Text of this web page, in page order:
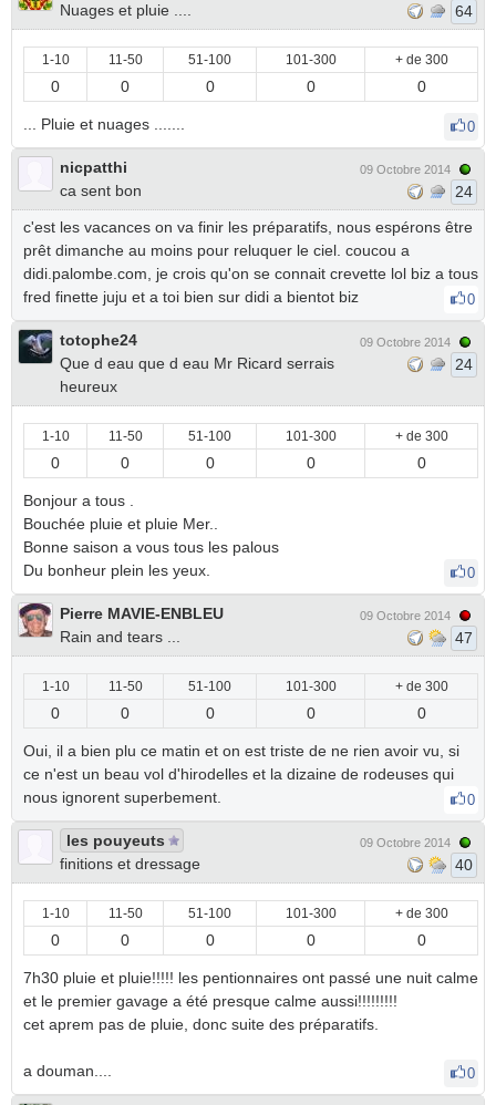
Nuages et pluie ....
64
1-10 11-50 51-100 101-300 + de 300
0 0 0 0 0
... Pluie et nuages ....... 0
nicpatthi
ca sent bon
09 Octobre 2014
24
c'est les vacances on va finir les préparatifs, nous espérons être
prêt dimanche au moins pour reluquer le ciel. coucou a
didi.palombe.com, je crois qu'on se connait crevette lol biz a tous
fred finette juju et a toi bien sur didi a bientot biz
0
totophe24
Que d eau que d eau Mr Ricard serrais
heureux
09 Octobre 2014
24
1-10 11-50 51-100 101-300 + de 300
0 0 0 0 0
Bonjour a tous .
Bouchée pluie et pluie Mer..
Bonne saison a vous tous les palous
Du bonheur plein les yeux.
0
Pierre MAVIE-ENBLEU
Rain and tears ...
09 Octobre 2014
47
1-10 11-50 51-100 101-300 + de 300
0 0 0 0 0
Oui, il a bien plu ce matin et on est triste de ne rien avoir vu, si
ce n'est un beau vol d'hirodelles et la dizaine de rodeuses qui
nous ignorent superbement.
0
les pouyeuts
finitions et dressage
09 Octobre 2014
40
1-10 11-50 51-100 101-300 + de 300
0 0 0 0 0
7h30 pluie et pluie!!!!! les pentionnaires ont passé une nuit calme
et le premier gavage a été presque calme aussi!!!!!!!!!
cet aprem pas de pluie, donc suite des préparatifs.
a douman.... 0